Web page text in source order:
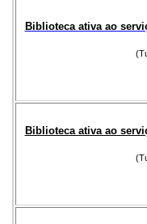
Biblioteca ativa ao
Biblioteca ativa ao